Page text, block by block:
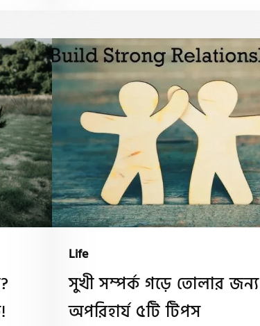
Life
সুখী সম্পর্ক গড়ে তোলার জন্য
অপরিহার্য ৫টি টিপস